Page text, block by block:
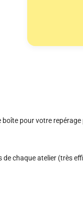
pour votre
chaque atelier (très